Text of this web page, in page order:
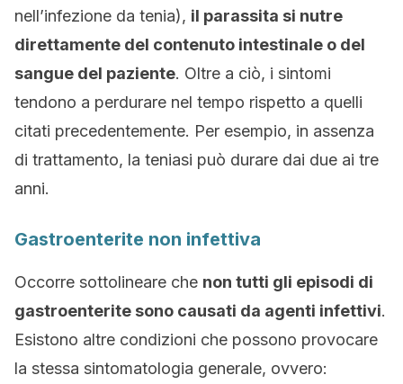
nell’infezione da tenia), il parassita si nutre
direttamente del contenuto intestinale o del
sangue del paziente. Oltre a ciò, i sintomi
tendono a perdurare nel tempo rispetto a quelli
citati precedentemente. Per esempio, in assenza
di trattamento, la teniasi può durare dai due ai tre
anni.
Gastroenterite non infettiva
Occorre sottolineare che non tutti gli episodi di
gastroenterite sono causati da agenti infettivi.
Esistono altre condizioni che possono provocare
la stessa sintomatologia generale, ovvero: